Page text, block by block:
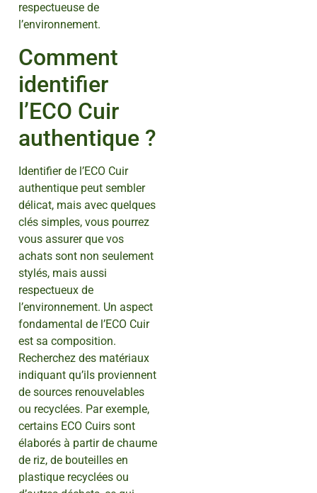
respectueuse de
l’environnement.
Comment
identifier
l’ECO Cuir
authentique ?
Identifier de l’ECO Cuir
authentique peut sembler
délicat, mais avec quelques
clés simples, vous pourrez
vous assurer que vos
achats sont non seulement
stylés, mais aussi
respectueux de
l’environnement. Un aspect
fondamental de l’ECO Cuir
est sa composition.
Recherchez des matériaux
indiquant qu’ils proviennent
de sources renouvelables
ou recyclées. Par exemple,
certains ECO Cuirs sont
élaborés à partir de chaume
de riz, de bouteilles en
plastique recyclées ou